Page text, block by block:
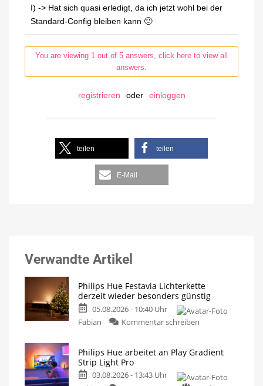
I) -> Hat sich quasi erledigt, da ich jetzt wohl bei der
Standard-Config bleiben kann 🙂
You are viewing 1 out of 5 answers, click here to view all
answers.
registrieren oder einloggen
teilen teilen
E-Mail
Verwandte Artikel
Philips Hue Festavia Lichterkette
derzeit wieder besonders günstig
05.08.2026 - 10:40 Uhr
Fabian
Kommentar schreiben
Philips Hue arbeitet an Play Gradient
Strip Light Pro
03.08.2026 - 13:43 Uhr